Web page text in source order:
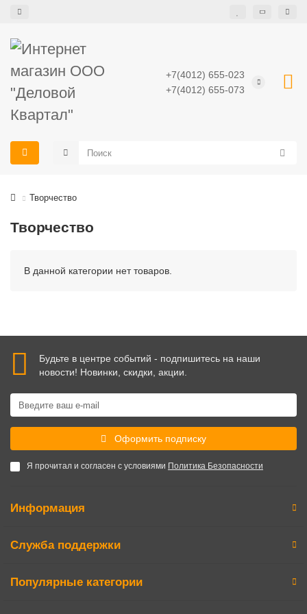
+7(4012) 655-023
+7(4012) 655-073
Творчество
Творчество
В данной категории нет товаров.
Будьте в центре событий - подпишитесь на наши
новости! Новинки, скидки, акции.
Оформить подписку
Я прочитал и согласен с условиями Политика Безопасности
Информация
Служба поддержки
Популярные категории